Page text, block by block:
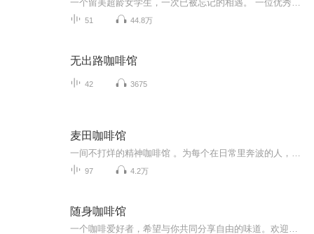
51 44.8万
无出路咖啡馆
42 3675
麦田咖啡馆
97 4.2万
随身咖啡馆